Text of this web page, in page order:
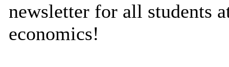
newsletter for all students
economics!